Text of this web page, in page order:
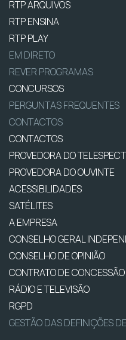
RTP ARQUIVOS
RTP ENSINA
RTP PLAY
EM DIRETO
REVER PROGRAMAS
CONCURSOS
PERGUNTAS FREQUENTES
CONTACTOS
CONTACTOS
PROVEDORA DO
PROVEDORA DO OUVINTE
ACESSIBILIDADES
SATÉLITES
A EMPRESA
CONSELHO GERAL
CONSELHO DE OPINIÃO
CONTRATO DE
RÁDIO E TELEVISÃO
RGPD
GESTÃO DAS DEFINIÇÕES